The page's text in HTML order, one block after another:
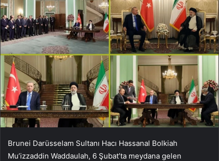
Brunei Darüsselam Sultanı Hacı Hassanal Bolkiah
Mu’izzaddin Waddaulah, 6 Şubat’ta meydana gelen